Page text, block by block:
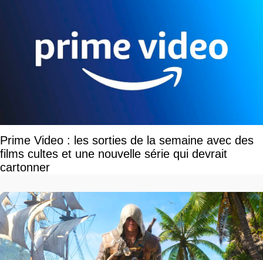
Prime Video : les sorties de la semaine avec des
films cultes et une nouvelle série qui devrait
cartonner